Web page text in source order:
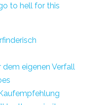
to hell for this
dem eigenen Verfall